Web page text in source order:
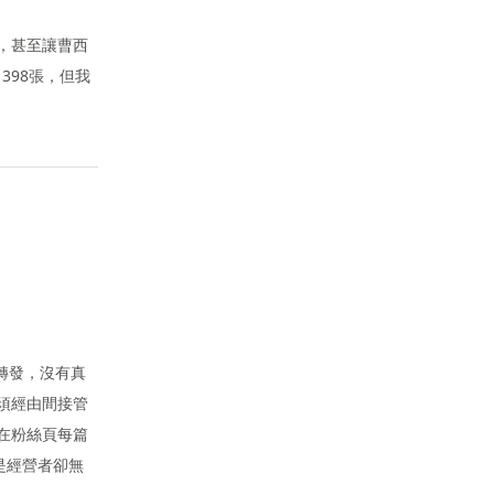
甚至讓曹西
張，但我
發，沒有真
經由間接管
粉絲頁每篇
經營者卻無